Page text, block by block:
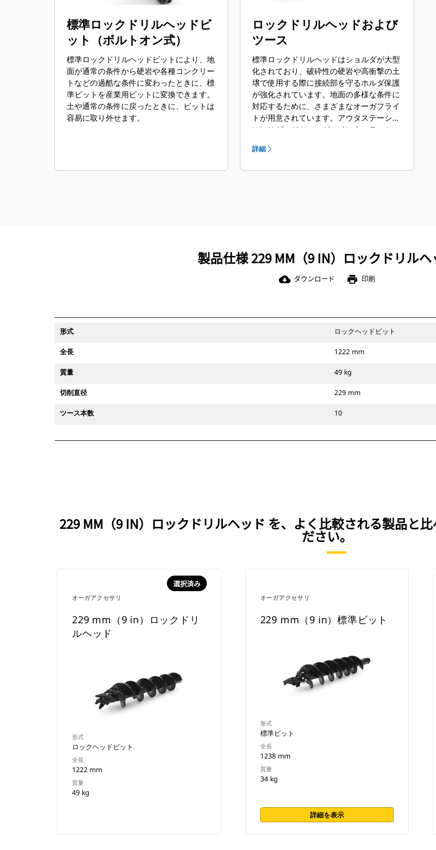
標準ロックドリルヘッドビ
ット（ボルトオン式）
標準ロックドリルヘッドビットにより、地
面が通常の条件から硬岩や各種コンクリー
トなどの過酷な条件に変わったときに、標
準ビットを産業用ビットに変換できます。
土や通常の条件に戻ったときに、ビットは
容易に取り外せます。
ロックドリルヘッドおよび
ツース
標準ロックドリルヘッドはショルダが大型
化されており、破砕性の硬岩や高衝撃の土
壌で使用する際に接続部を守るホルダ保護
が強化されています。地面の多様な条件に
対応するために、さまざまなオーガフライ
トが用意されています。アウタステーショ
ンにはゲージツースが、インナステーショ
されています。フライトには表面硬化処理
詳細
製品仕様 229 MM（9 IN）ロックドリルヘ
cloud_download ダウンロード print 印刷
形式 ロックヘッドビット
全長 1222 mm
質量 49 kg
切削直径 229 mm
ツース本数 10
229 MM（9 IN）ロックドリルヘッド を、よく比較される製品と
ださい。
オーガアクセサリ
選択済み
229 mm（9 in）ロックドリ
ルヘッド
形式
ロックヘッドビット
全長
1222 mm
質量
49 kg
オーガアクセサリ
229 mm（9 in）標準ビット
形式
標準ビット
全長
1238 mm
質量
34 kg
詳細を表示